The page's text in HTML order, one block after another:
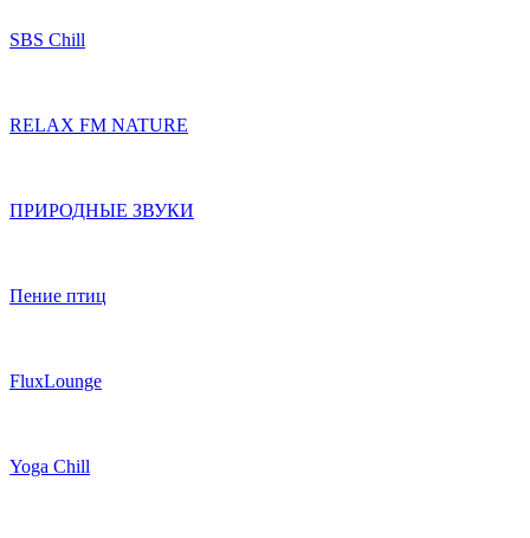
SBS Chill
RELAX FM NATURE
ПРИРОДНЫЕ ЗВУКИ
Пение птиц
FluxLounge
Yoga Chill